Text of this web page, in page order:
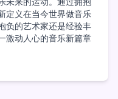
定义在当今世界做音乐
负的艺术家还是经验丰
激动人心的音乐新篇章